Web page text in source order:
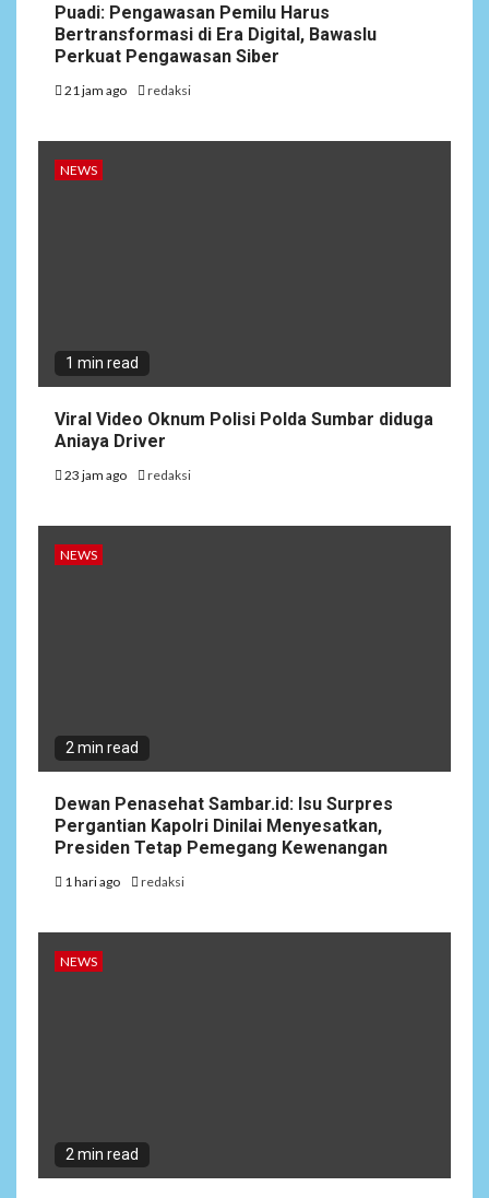
Puadi: Pengawasan Pemilu Harus
Bertransformasi di Era Digital, Bawaslu
Perkuat Pengawasan Siber
21 jam ago redaksi
NEWS
1 min read
Viral Video Oknum Polisi Polda Sumbar diduga
Aniaya Driver
23 jam ago redaksi
NEWS
2 min read
Dewan Penasehat Sambar.id: Isu Surpres
Pergantian Kapolri Dinilai Menyesatkan,
Presiden Tetap Pemegang Kewenangan
1 hari ago redaksi
NEWS
2 min read